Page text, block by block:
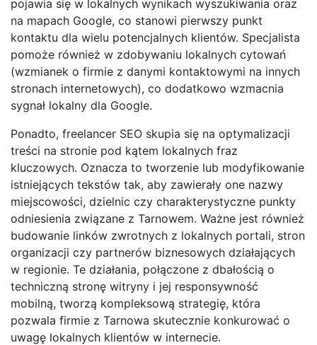
pojawia się w lokalnych wynikach wyszukiwania oraz
na mapach Google, co stanowi pierwszy punkt
kontaktu dla wielu potencjalnych klientów. Specjalista
pomoże również w zdobywaniu lokalnych cytowań
(wzmianek o firmie z danymi kontaktowymi na innych
stronach internetowych), co dodatkowo wzmacnia
sygnał lokalny dla Google.
Ponadto, freelancer SEO skupia się na optymalizacji
treści na stronie pod kątem lokalnych fraz
kluczowych. Oznacza to tworzenie lub modyfikowanie
istniejących tekstów tak, aby zawierały one nazwy
miejscowości, dzielnic czy charakterystyczne punkty
odniesienia związane z Tarnowem. Ważne jest również
budowanie linków zwrotnych z lokalnych portali, stron
organizacji czy partnerów biznesowych działających
w regionie. Te działania, połączone z dbałością o
techniczną stronę witryny i jej responsywność
mobilną, tworzą kompleksową strategię, która
pozwala firmie z Tarnowa skutecznie konkurować o
uwagę lokalnych klientów w internecie.